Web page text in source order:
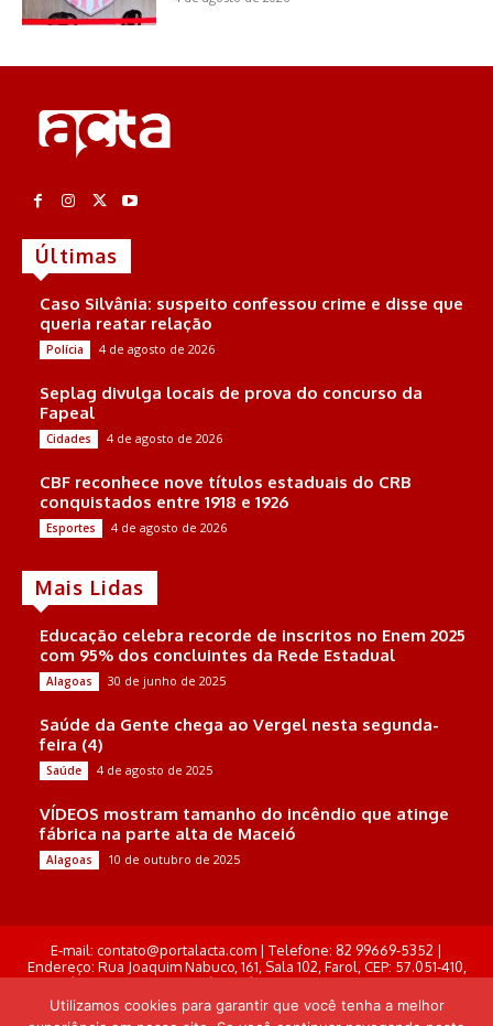
Últimas
Caso Silvânia: suspeito confessou crime e disse que
queria reatar relação
Polícia 4 de agosto de 2026
Seplag divulga locais de prova do concurso da
Fapeal
Cidades 4 de agosto de 2026
CBF reconhece nove títulos estaduais do CRB
conquistados entre 1918 e 1926
Esportes 4 de agosto de 2026
Mais Lidas
Educação celebra recorde de inscritos no Enem 2025
com 95% dos concluintes da Rede Estadual
Alagoas 30 de junho de 2025
Saúde da Gente chega ao Vergel nesta segunda-
feira (4)
Saúde 4 de agosto de 2025
VÍDEOS mostram tamanho do incêndio que atinge
fábrica na parte alta de Maceió
Alagoas 10 de outubro de 2025
E-mail: contato@portalacta.com | Telefone: 82 99669-5352 |
Endereço: Rua Joaquim Nabuco, 161, Sala 102, Farol, CEP: 57.051-410,
Maceió, Alagoas . Responsável Técnico: Derek Gustavo de Morais
Pereira
Utilizamos cookies para garantir que você tenha a melhor